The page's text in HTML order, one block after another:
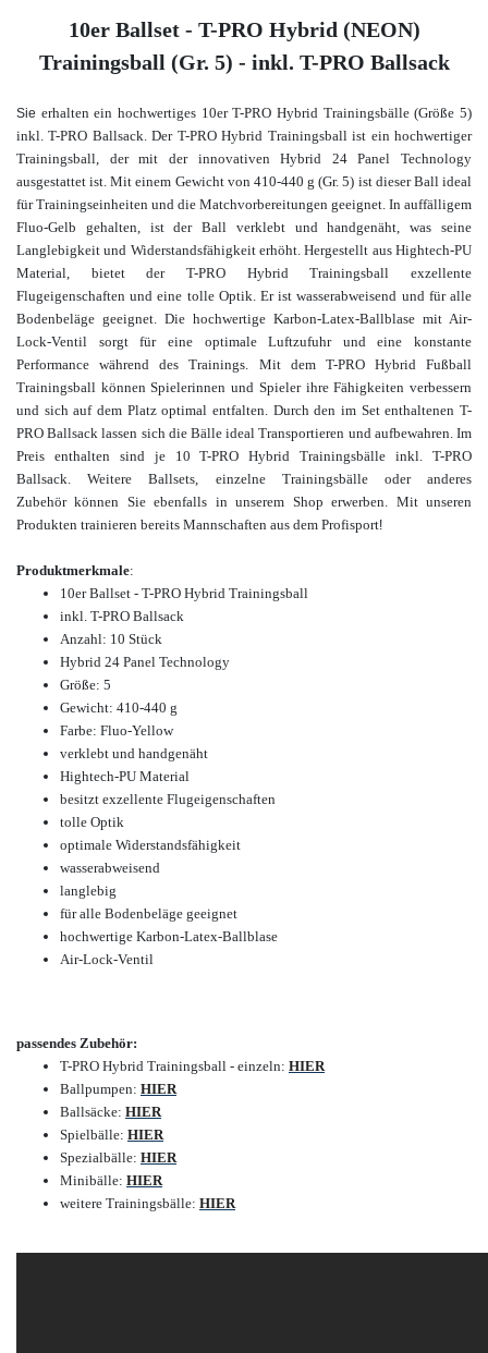
10er Ballset - T-PRO Hybrid (NEON)
Trainingsball (Gr. 5) - inkl. T-PRO Ballsack
Sie erhalten ein hochwertiges 10er T-PRO Hybrid Trainingsbälle (Größe 5)
inkl. T-PRO Ballsack. Der T-PRO Hybrid Trainingsball ist ein hochwertiger
Trainingsball, der mit der innovativen Hybrid 24 Panel Technology
ausgestattet ist. Mit einem Gewicht von 410-440 g (Gr. 5) ist dieser Ball ideal
für Trainingseinheiten und die Matchvorbereitungen geeignet. In auffälligem
Fluo-Gelb gehalten, ist der Ball verklebt und handgenäht, was seine
Langlebigkeit und Widerstandsfähigkeit erhöht. Hergestellt aus Hightech-PU
Material, bietet der T-PRO Hybrid Trainingsball exzellente
Flugeigenschaften und eine tolle Optik. Er ist wasserabweisend und für alle
Bodenbeläge geeignet. Die hochwertige Karbon-Latex-Ballblase mit Air-
Lock-Ventil sorgt für eine optimale Luftzufuhr und eine konstante
Performance während des Trainings. Mit dem T-PRO Hybrid Fußball
Trainingsball können Spielerinnen und Spieler ihre Fähigkeiten verbessern
und sich auf dem Platz optimal entfalten. Durch den im Set enthaltenen T-
PRO Ballsack lassen sich die Bälle ideal Transportieren und aufbewahren. Im
Preis enthalten sind je 10 T-PRO Hybrid Trainingsbälle inkl. T-PRO
Ballsack.
Weitere Ballsets, einzelne Trainingsbälle oder anderes
Zubehör können Sie ebenfalls in unserem Shop erwerben. Mit unseren
Produkten trainieren bereits Mannschaften aus dem Profisport!
Produktmerkmale:
10er Ballset - T-PRO Hybrid Trainingsball
inkl. T-PRO Ballsack
Anzahl: 10 Stück
Hybrid 24 Panel Technology
Größe: 5
Gewicht: 410-440 g
Farbe: Fluo-Yellow
verklebt und handgenäht
Hightech-PU Material
besitzt exzellente Flugeigenschaften
tolle Optik
optimale Widerstandsfähigkeit
wasserabweisend
langlebig
für alle Bodenbeläge geeignet
hochwertige Karbon-Latex-Ballblase
Air-Lock-Ventil
passendes Zubehör:
T-PRO Hybrid Trainingsball - einzeln: HIER
Ballpumpen: HIER
Ballsäcke: HIER
Spielbälle: HIER
Spezialbälle: HIER
Minibälle: HIER
weitere Trainingsbälle: HIER